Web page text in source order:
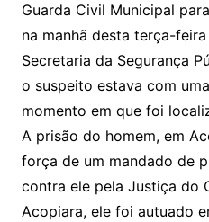
Guarda Civil Municipal
na manhã desta terça-
Secretaria da Segurança
o suspeito estava com
momento em que foi
A prisão do homem, em
força de um mandado de
contra ele pela Justiça do
Acopiara, ele foi autuado